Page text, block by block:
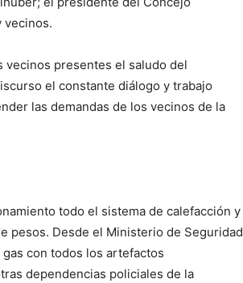
vecinos.
vecinos presentes el saludo del
el constante diálogo y trabajo
las demandas de los vecinos de la
todo el sistema de calefacción y
pesos. Desde el Ministerio de Seguridad
con todos los artefactos
dependencias policiales de la